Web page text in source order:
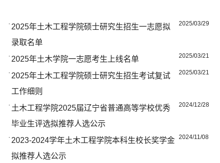
· 2025年土木工程学院硕士研究生招生一志愿拟
录取名单
2025/03/29
· 2025年土木学院一志愿考生上线名单 2025/03/21
· 2025年土木工程学院硕士研究生招生考试复试
工作细则
2025/03/21
· 土木工程学院2025届辽宁省普通高等学校优秀
毕业生评选拟推荐人选公示
2024/12/28
· 2023-2024学年土木工程学院本科生校长奖学金
拟推荐人选公示
2024/11/08